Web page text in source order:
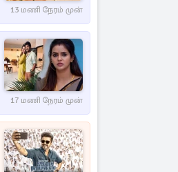
13 மணி நேரம் முன்
17 மணி நேரம் முன்